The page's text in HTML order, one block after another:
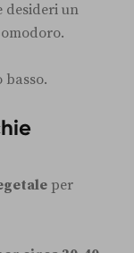
desideri un
basso.
per